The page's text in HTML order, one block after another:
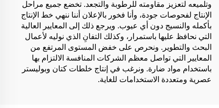
وتلميعه لتعزيز مقاومته للرطوبة والتجعد. تخضع جميع مراحل
الإنتاج لفحوصات جودة، وأنا فخور بالإعلان أننا ننهي خط الإنتاج
بأكمله والنسيج دون أي عيوب. ويرجع ذلك إلى المعايير العالية
التي نحافظ عليها باستمرار، وكذلك التفانِ الذي نوليه لأعمال
البحث والتطوير. ونحرص على خفض المستوى المرتفع من
المعايير التي تواصل معظم الشركات المنافسة الالتزام بها
باستخدام مواد ضارة. ونرغب في إنتاج خلطات كتان وبوليستر
عصرية ومتعددة الاستخدامات للغاية.